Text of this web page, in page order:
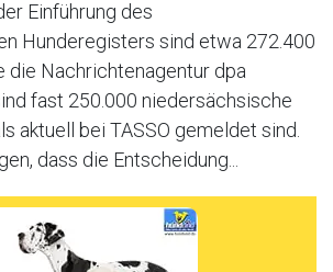
Einführung des
Hunderegisters sind etwa 272.400
die Nachrichtenagentur dpa
fast 250.000 niedersächsische
aktuell bei TASSO gemeldet sind.
dass die Entscheidung...